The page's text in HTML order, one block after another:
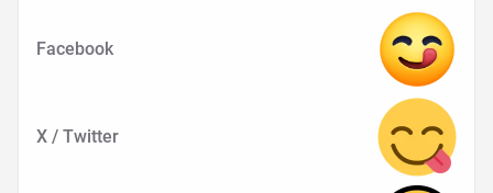
Facebook
X / Twitter